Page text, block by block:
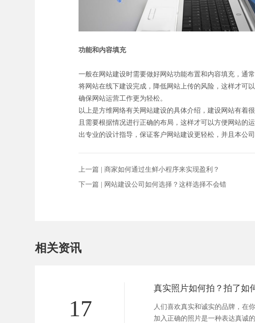
功能和内容填充
一般在网站建设时需要做好网站功能布置和内容填充，通
将网站在线下建设完成，降低网站上传的风险，这样才可
确保网站运营工作更为轻松。
以上是方维网络有关网站建设的具体介绍，建设网站有着
且需要根据情况进行正确的布局，这样才可以方便网站的
出专业的设计指导，保证客户网站建设更轻松，并且本公
上一篇 | 商家如何通过生鲜小程序来实现盈利？
下一篇 | 网站建设公司如何选择？这样选择不会错
相关资讯
17
人们喜欢真实和诚实的品牌，在
加入正确的照片是一种表达真诚